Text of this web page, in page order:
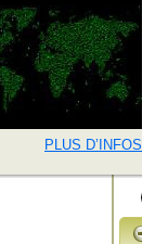
PLUS D’INFOS